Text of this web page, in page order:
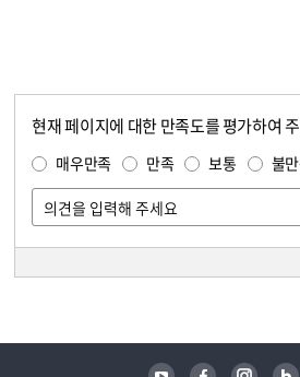
현재 페이지에 대한 만족도를 평가하여
매우만족 만족 보통 불
유튜브 페이스북 인스타그램 블로그